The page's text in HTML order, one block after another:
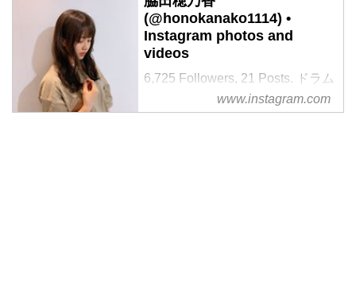
(@honokanako1114) •
Instagram photos and
videos
6,725 Followers, 21 Posts. ドラム
www.instagram.com